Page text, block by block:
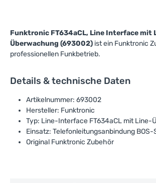
Funktronic FT634aCL, Line Interface mit
Überwachung (693002) ist ein Funktronic
professionellen Funkbetrieb.
Details & technische Daten
Artikelnummer: 693002
Hersteller: Funktronic
Typ: Line-Interface FT634aCL mit Line-
Einsatz: Telefonleitungsanbindung
Original Funktronic Zubehör